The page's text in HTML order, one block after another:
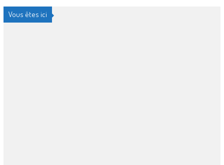
Vous êtes ici